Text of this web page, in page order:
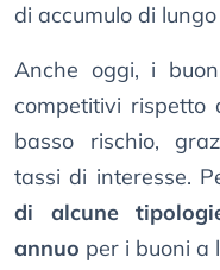
di accumulo di
Anche oggi, i
competitivi
basso rischio,
tassi di interesse.
di alcune
annuo per i buoni a